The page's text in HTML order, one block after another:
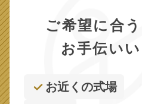
ご希望に合う
お手伝い
お近くの式場